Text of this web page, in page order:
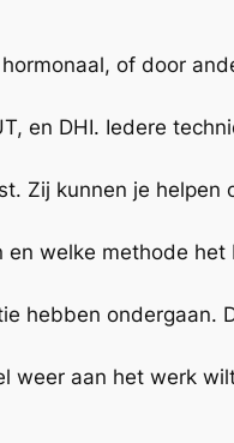
of door
en DHI. Iedere
Zij kunnen je helpen
welke methode het
hebben ondergaan.
weer aan het werk